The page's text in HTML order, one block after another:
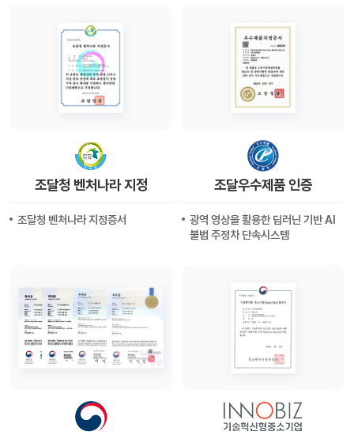
조달청 벤처나라 지정
조달청 벤처나라 지정증서
조달우수제품 인증
광역 영상을 활용한 딥러닌 기반 AI
불법 주정차 단속시스템